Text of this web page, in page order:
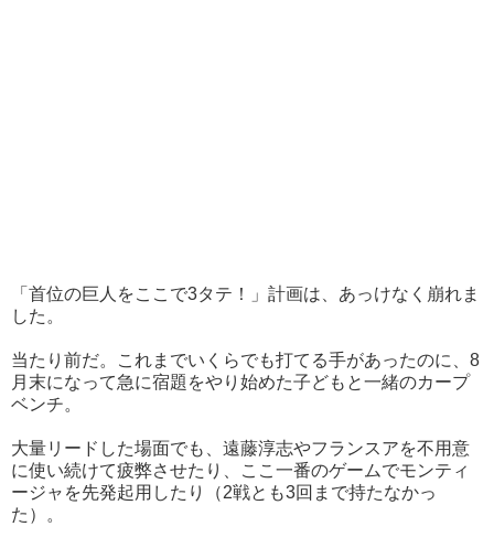
「首位の巨人をここで3タテ！」計画は、あっけなく崩れま
した。
当たり前だ。これまでいくらでも打てる手があったのに、8
月末になって急に宿題をやり始めた子どもと一緒のカープ
ベンチ。
大量リードした場面でも、遠藤淳志やフランスアを不用意
に使い続けて疲弊させたり、ここ一番のゲームでモンティ
ージャを先発起用したり（2戦とも3回まで持たなかっ
た）。